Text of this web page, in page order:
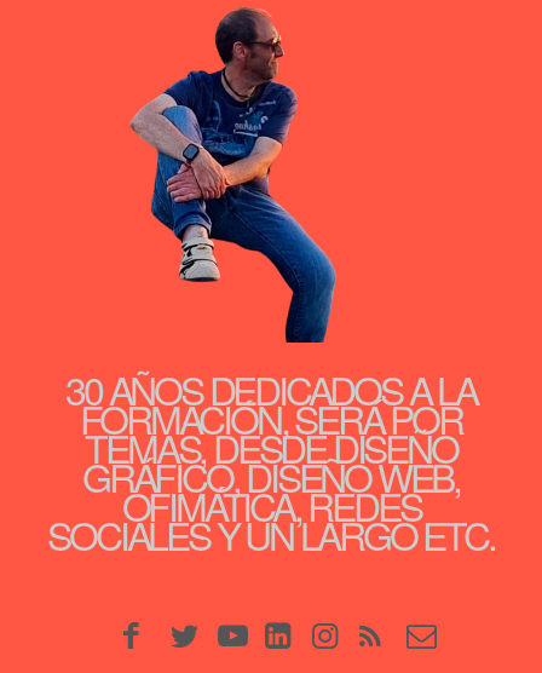
30 AÑOS DEDICADOS A LA
FORMACIÓN, SERÁ POR
TEMAS, DESDE DISEÑO
GRÁFICO, DISEÑO WEB,
OFIMÁTICA, REDES
SOCIALES Y UN LARGO ETC.